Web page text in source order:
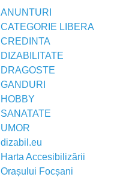
ANUNTURI
CATEGORIE LIBERA
CREDINTA
DIZABILITATE
DRAGOSTE
GANDURI
HOBBY
SANATATE
UMOR
dizabil.eu
Harta Accesibilizării
Orașului Focșani